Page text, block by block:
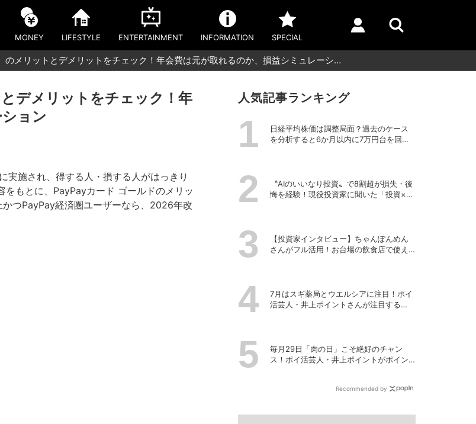
MONEY LIFESTYLE ENTERTAINMENT INFORMATION SPECIAL
のメリットとデメリットをチェック！年会費は元が取れるのか、損益シミュレーシ…
デメリットをチェック！年
ョン
施され、得する人・損する人がはっきり
もとに、PayPayカード ゴールドのメリッ
つPayPay経済圏ユーザーなら、2026年改
人気記事ランキング
日経平均株価は調整局面？過去のケース
を分析すると6か月以内に7万円台を回復
〝AIのいいなり投資〟で8割超が損失・後
悔を経験！現役投資家に聞いた「投資×生
【投資家インタビュー】ちゃんぽんめん
さんがフル活用！お台場の飲食店で使え
7月はスギ薬局とウエルシアに注目！ポイ
活芸人・井上ポイントさんが注目する
毎月29日「肉の日」こそ絶好のチャン
ス！ポイ活芸人・井上ポイントがポイン
Recommended by